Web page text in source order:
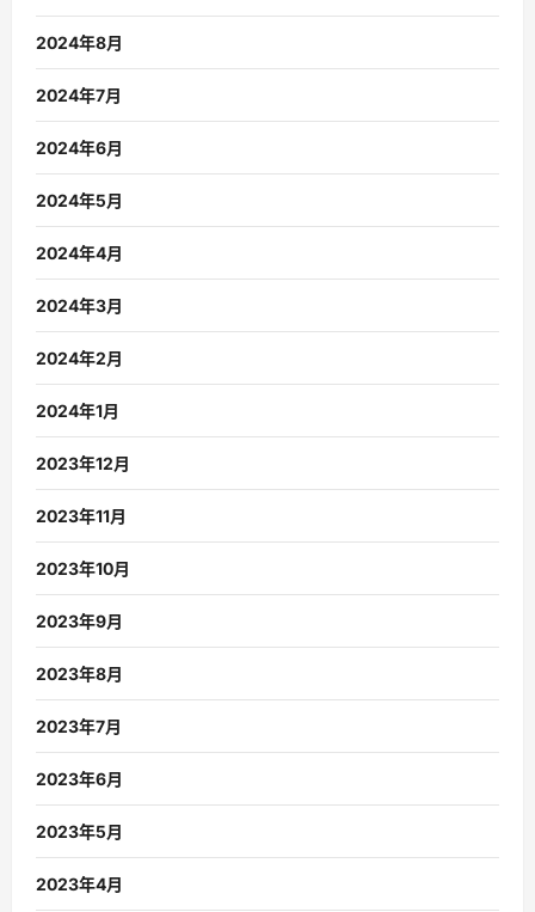
2024年8月
2024年7月
2024年6月
2024年5月
2024年4月
2024年3月
2024年2月
2024年1月
2023年12月
2023年11月
2023年10月
2023年9月
2023年8月
2023年7月
2023年6月
2023年5月
2023年4月